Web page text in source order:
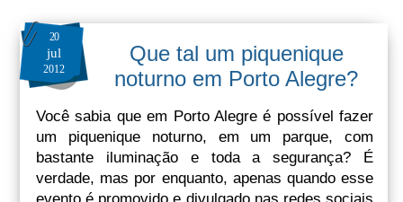
20
jul
2012
Que tal um piquenique
noturno em Porto Alegre?
Você sabia que em Porto Alegre é possível fazer
um piquenique noturno, em um parque, com
bastante iluminação e toda a segurança? É
verdade, mas por enquanto, apenas quando esse
evento é promovido e divulgado nas redes sociais